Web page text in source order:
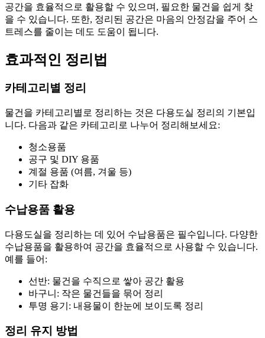
공간을 효율적으로 활용할 수 있으며, 필요한 물건을 쉽게 찾
을 수 있습니다. 또한, 정리된 공간은 마음의 안정감을 주어 스
트레스를 줄이는 데도 도움이 됩니다.
효과적인 정리법
카테고리별 정리
물건을 카테고리별로 정리하는 것은 다용도실 정리의 기본입
니다. 다음과 같은 카테고리로 나누어 정리해보세요:
청소용품
공구 및 DIY 용품
계절 용품 (여름, 겨울 등)
기타 잡화
수납용품 활용
다용도실을 정리하는 데 있어 수납용품은 필수입니다. 다양한
수납용품을 활용하여 공간을 효율적으로 사용할 수 있습니다.
예를 들어:
선반: 물건을 수직으로 쌓아 공간 활용
바구니: 작은 물건들을 묶어 정리
투명 용기: 내용물이 한눈에 보이도록 정리
정리 유지 방법